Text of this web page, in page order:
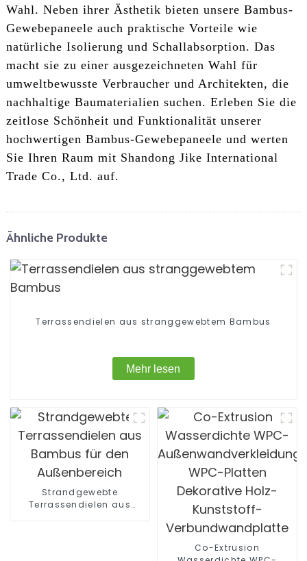
Wahl. Neben ihrer Ästhetik bieten unsere Bambus-
Gewebepaneele auch praktische Vorteile wie
natürliche Isolierung und Schallabsorption. Das
macht sie zu einer ausgezeichneten Wahl für
umweltbewusste Verbraucher und Architekten, die
nachhaltige Baumaterialien suchen. Erleben Sie die
zeitlose Schönheit und Funktionalität unserer
hochwertigen Bambus-Gewebepaneele und werten
Sie Ihren Raum mit Shandong Jike International
Trade Co., Ltd. auf.
Ähnliche Produkte
Terrassendielen aus stranggewebtem Bambus
Mehr lesen
Strandgewebte
Terrassendielen aus
Co-Extrusion